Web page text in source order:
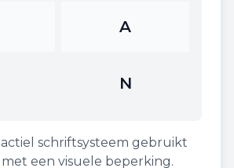
A
N
schriftsysteem gebruikt
een visuele beperking.